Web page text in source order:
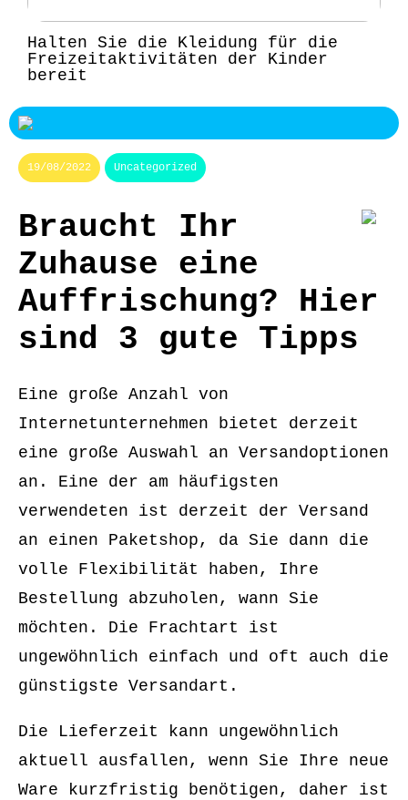
Halten Sie die Kleidung für die
Freizeitaktivitäten der Kinder
bereit
19/08/2022 Uncategorized
Braucht Ihr
Zuhause eine
Auffrischung? Hier
sind 3 gute Tipps
Eine große Anzahl von
Internetunternehmen bietet derzeit
eine große Auswahl an Versandoptionen
an. Eine der am häufigsten
verwendeten ist derzeit der Versand
an einen Paketshop, da Sie dann die
volle Flexibilität haben, Ihre
Bestellung abzuholen, wann Sie
möchten. Die Frachtart ist
ungewöhnlich einfach und oft auch die
günstigste Versandart.
Die Lieferzeit kann ungewöhnlich
aktuell ausfallen, wenn Sie Ihre neue
Ware kurzfristig benötigen, daher ist